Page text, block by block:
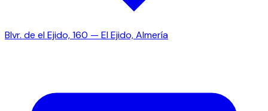
Blvr. de el Ejido, 160 — El Ejido, Almería